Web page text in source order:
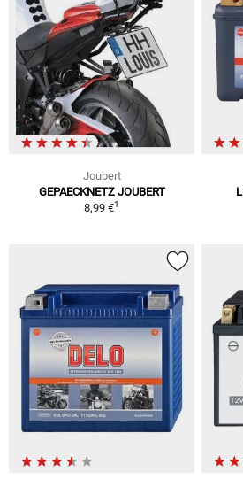
Joubert
GEPAECKNETZ JOUBERT
8,99 €1